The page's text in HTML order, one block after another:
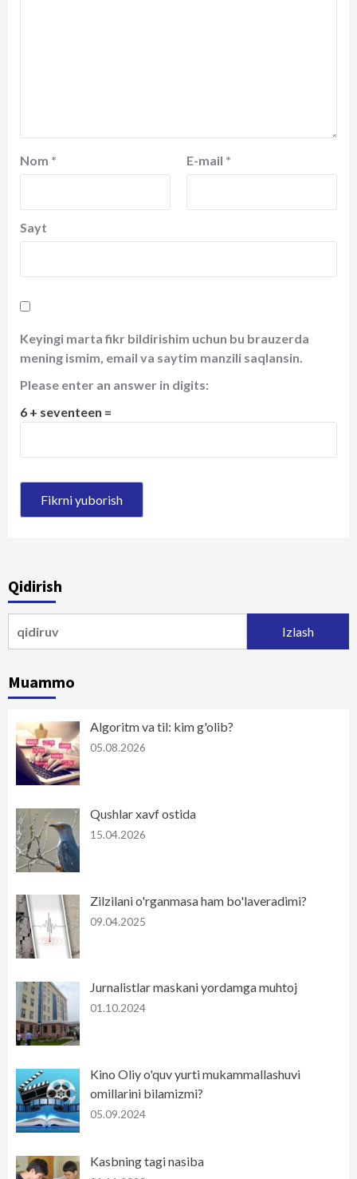
Nom * E-mail *
Sayt
Keyingi marta fikr bildirishim uchun bu brauzerda
mening ismim, email va saytim manzili saqlansin.
Please enter an answer in digits:
6 + seventeen =
Qidirish
Muammo
Algoritm va til: kim g'olib?
05.08.2026
Qushlar xavf ostida
15.04.2026
Zilzilani o'rganmasa ham bo'laveradimi?
09.04.2025
Jurnalistlar maskani yordamga muhtoj
01.10.2024
Kino Oliy o'quv yurti mukammallashuvi
omillarini bilamizmi?
05.09.2024
Kasbning tagi nasiba